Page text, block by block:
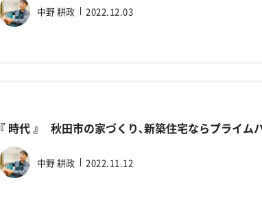
中野 耕政 2022.12.03
『 時代 』 秋田市の家づくり､新築住宅ならプライム
中野 耕政 2022.11.12